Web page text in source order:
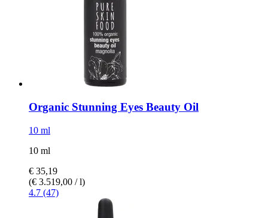
Organic Stunning Eyes Beauty Oil
10 ml
10 ml
€ 35,19
(€ 3.519,00 / l)
4.7 (47)